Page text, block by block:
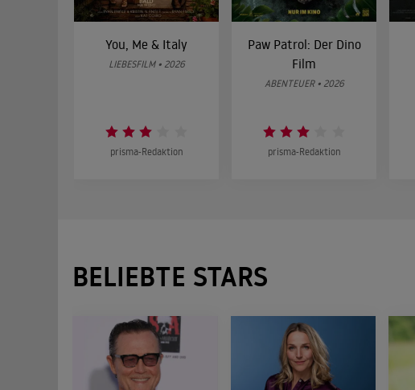
You, Me & Italy
LIEBESFILM • 2026
prisma-Redaktion
Paw Patrol: Der Dino
Film
ABENTEUER • 2026
prisma-Redaktion
BELIEBTE STARS